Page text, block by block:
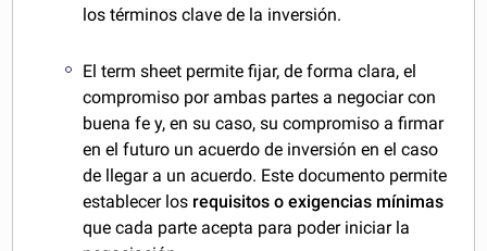
los términos clave de la inversión.
El term sheet permite fijar, de forma clara, el
compromiso por ambas partes a negociar con
buena fe y, en su caso, su compromiso a firmar
en el futuro un acuerdo de inversión en el caso
de llegar a un acuerdo. Este documento permite
establecer los requisitos o exigencias mínimas
que cada parte acepta para poder iniciar la